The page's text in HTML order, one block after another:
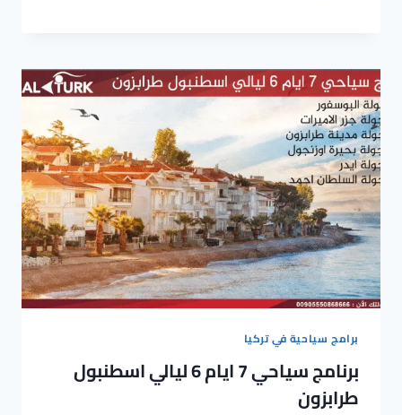
برامج سياحية في تركيا
برنامج سياحي 7 ايام 6 ليالي اسطنبول
طرابزون